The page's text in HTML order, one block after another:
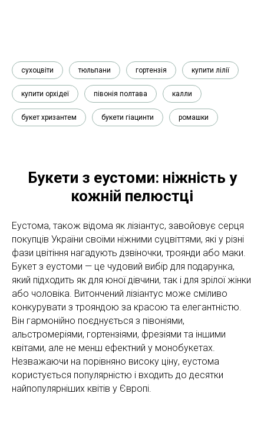
сухоцвіти тюльпани гортензія купити лілії
купити орхідеї півонія полтава калли
букет хризантем букети гіацинти ромашки
Букети з еустоми: ніжність у
кожній пелюстці
Еустома, також відома як лізіантус, завойовує серця
покупців України своїми ніжними суцвіттями, які у різні
фази цвітіння нагадують дзвіночки, троянди або маки.
Букет з еустоми — це чудовий вибір для подарунка,
який підходить як для юної дівчини, так і для зрілої жінки
або чоловіка. Витончений лізіантус може сміливо
конкурувати з трояндою за красою та елегантністю.
Він гармонійно поєднується з півоніями,
альстромеріями, гортензіями, фрезіями та іншими
квітами, але не менш ефектний у монобукетах.
Незважаючи на порівняно високу ціну, еустома
користується популярністю і входить до десятки
найпопулярніших квітів у Європі.